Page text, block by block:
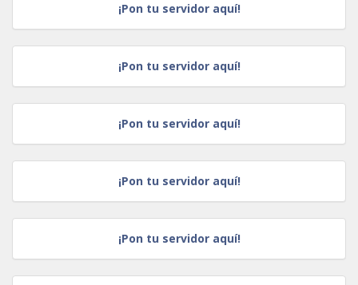
¡Pon tu servidor aquí!
¡Pon tu servidor aquí!
¡Pon tu servidor aquí!
¡Pon tu servidor aquí!
¡Pon tu servidor aquí!